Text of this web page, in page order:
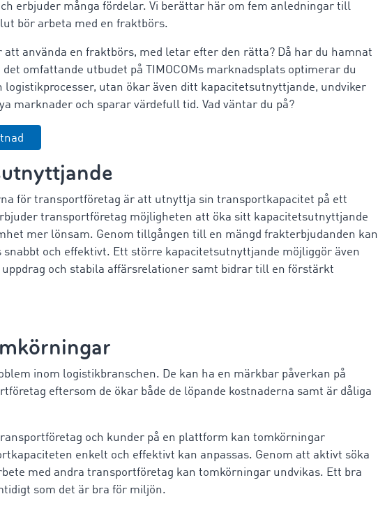
erbjuder många fördelar. Vi berättar här om fem anledningar till
bör arbeta med en fraktbörs.
att använda en fraktbörs, med letar efter den rätta? Då har du hamnat
det omfattande utbudet på TIMOCOMs marknadsplats optimerar du
utan ökar även ditt kapacitetsutnyttjande, undviker
marknader och sparar värdefull tid. Vad väntar du på?
för transportföretag är att utnyttja sin transportkapacitet på ett
transportföretag möjligheten att öka sitt kapacitetsutnyttjande
mer lönsam. Genom tillgången till en mängd frakterbjudanden kan
och effektivt. Ett större kapacitetsutnyttjande möjliggör även
och stabila affärsrelationer samt bidrar till en förstärkt
inom logistikbranschen. De kan ha en märkbar påverkan på
eftersom de ökar både de löpande kostnaderna samt är dåliga
och kunder på en plattform kan tomkörningar
enkelt och effektivt kan anpassas. Genom att aktivt söka
med andra transportföretag kan tomkörningar undvikas. Ett bra
som det är bra för miljön.